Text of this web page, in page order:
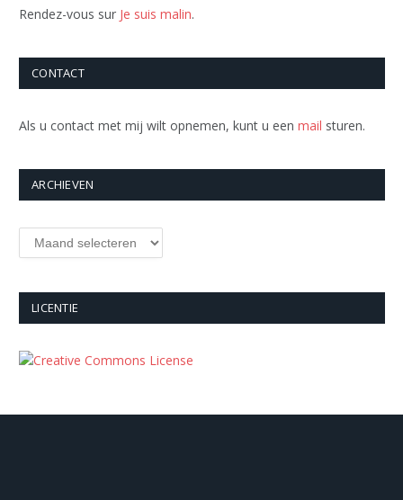
Rendez-vous sur Je suis malin.
CONTACT
Als u contact met mij wilt opnemen, kunt u een mail sturen.
ARCHIEVEN
Archieven
LICENTIE